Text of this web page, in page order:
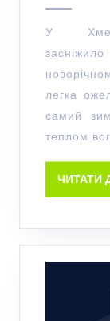
У
легка
самий
теплом
ЧИТАТИ